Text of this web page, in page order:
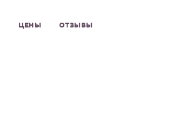
ЦЕНЫ ОТЗЫВЫ